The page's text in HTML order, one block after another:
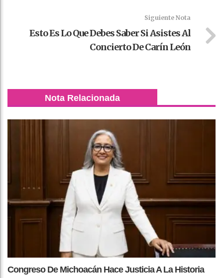
Siguiente Nota
Esto Es Lo Que Debes Saber Si Asistes Al
Concierto De Carín León
Nota Relacionada
Congreso De Michoacán Hace Justicia A La Historia